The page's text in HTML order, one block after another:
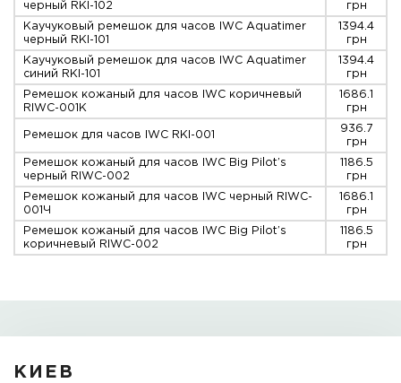
черный RKI-102
грн
Каучуковый ремешок для часов IWC Aquatimer
черный RKI-101
1394.4
грн
Каучуковый ремешок для часов IWC Aquatimer
синий RKI-101
1394.4
грн
Ремешок кожаный для часов IWC коричневый
RIWC-001K
1686.1
грн
Ремешок для часов IWC RКI-001
936.7
грн
Ремешок кожаный для часов IWC Big Pilot’s
черный RIWC-002
1186.5
грн
Ремешок кожаный для часов IWC черный RIWC-
001Ч
1686.1
грн
Ремешок кожаный для часов IWC Big Pilot’s
коричневый RIWC-002
1186.5
грн
КИЕВ